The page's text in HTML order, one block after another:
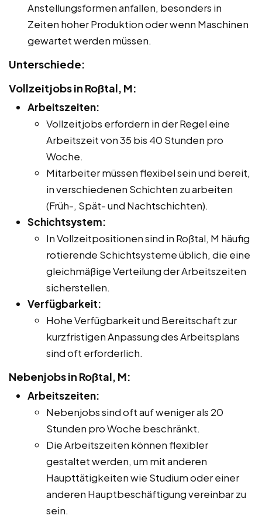
Anstellungsformen anfallen, besonders in
Zeiten hoher Produktion oder wenn Maschinen
gewartet werden müssen.
Unterschiede:
Vollzeitjobs in Roßtal, M:
Arbeitszeiten:
Vollzeitjobs erfordern in der Regel eine
Arbeitszeit von 35 bis 40 Stunden pro
Woche.
Mitarbeiter müssen flexibel sein und bereit,
in verschiedenen Schichten zu arbeiten
(Früh-, Spät- und Nachtschichten).
Schichtsystem:
In Vollzeitpositionen sind in Roßtal, M häufig
rotierende Schichtsysteme üblich, die eine
gleichmäßige Verteilung der Arbeitszeiten
sicherstellen.
Verfügbarkeit:
Hohe Verfügbarkeit und Bereitschaft zur
kurzfristigen Anpassung des Arbeitsplans
sind oft erforderlich.
Nebenjobs in Roßtal, M:
Arbeitszeiten:
Nebenjobs sind oft auf weniger als 20
Stunden pro Woche beschränkt.
Die Arbeitszeiten können flexibler
gestaltet werden, um mit anderen
Haupttätigkeiten wie Studium oder einer
anderen Hauptbeschäftigung vereinbar zu
sein.